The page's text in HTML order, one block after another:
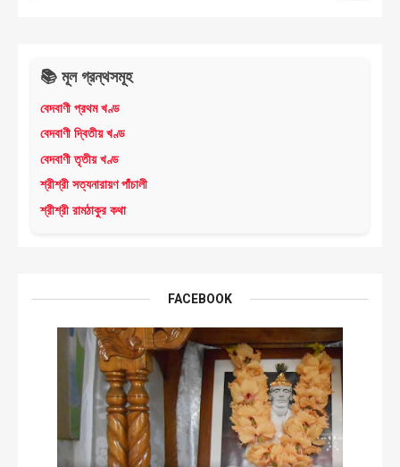
📚 মূল গ্রন্থসমূহ
বেদবাণী প্রথম খণ্ড
বেদবাণী দ্বিতীয় খণ্ড
বেদবাণী তৃতীয় খণ্ড
শ্রীশ্রী সত্যনারায়ণ পাঁচালী
শ্রীশ্রী রামঠাকুর কথা
FACEBOOK